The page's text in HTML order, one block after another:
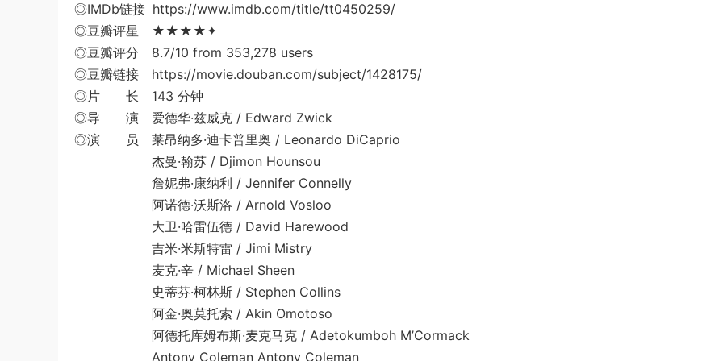
◎IMDb链接 https://www.imdb.com/title/tt0450259/
◎豆瓣评星 ★★★★✦
◎豆瓣评分 8.7/10 from 353,278 users
◎豆瓣链接 https://movie.douban.com/subject/1428175/
◎片 长 143 分钟
◎导 演 爱德华·兹威克 / Edward Zwick
◎演 员 莱昂纳多·迪卡普里奥 / Leonardo DiCaprio
杰曼·翰苏 / Djimon Hounsou
詹妮弗·康纳利 / Jennifer Connelly
阿诺德·沃斯洛 / Arnold Vosloo
大卫·哈雷伍德 / David Harewood
吉米·米斯特雷 / Jimi Mistry
麦克·辛 / Michael Sheen
史蒂芬·柯林斯 / Stephen Collins
阿金·奥莫托索 / Akin Omotoso
阿德托库姆布斯·麦克马克 / Adetokumboh M’Cormack
Antony Coleman Antony Coleman